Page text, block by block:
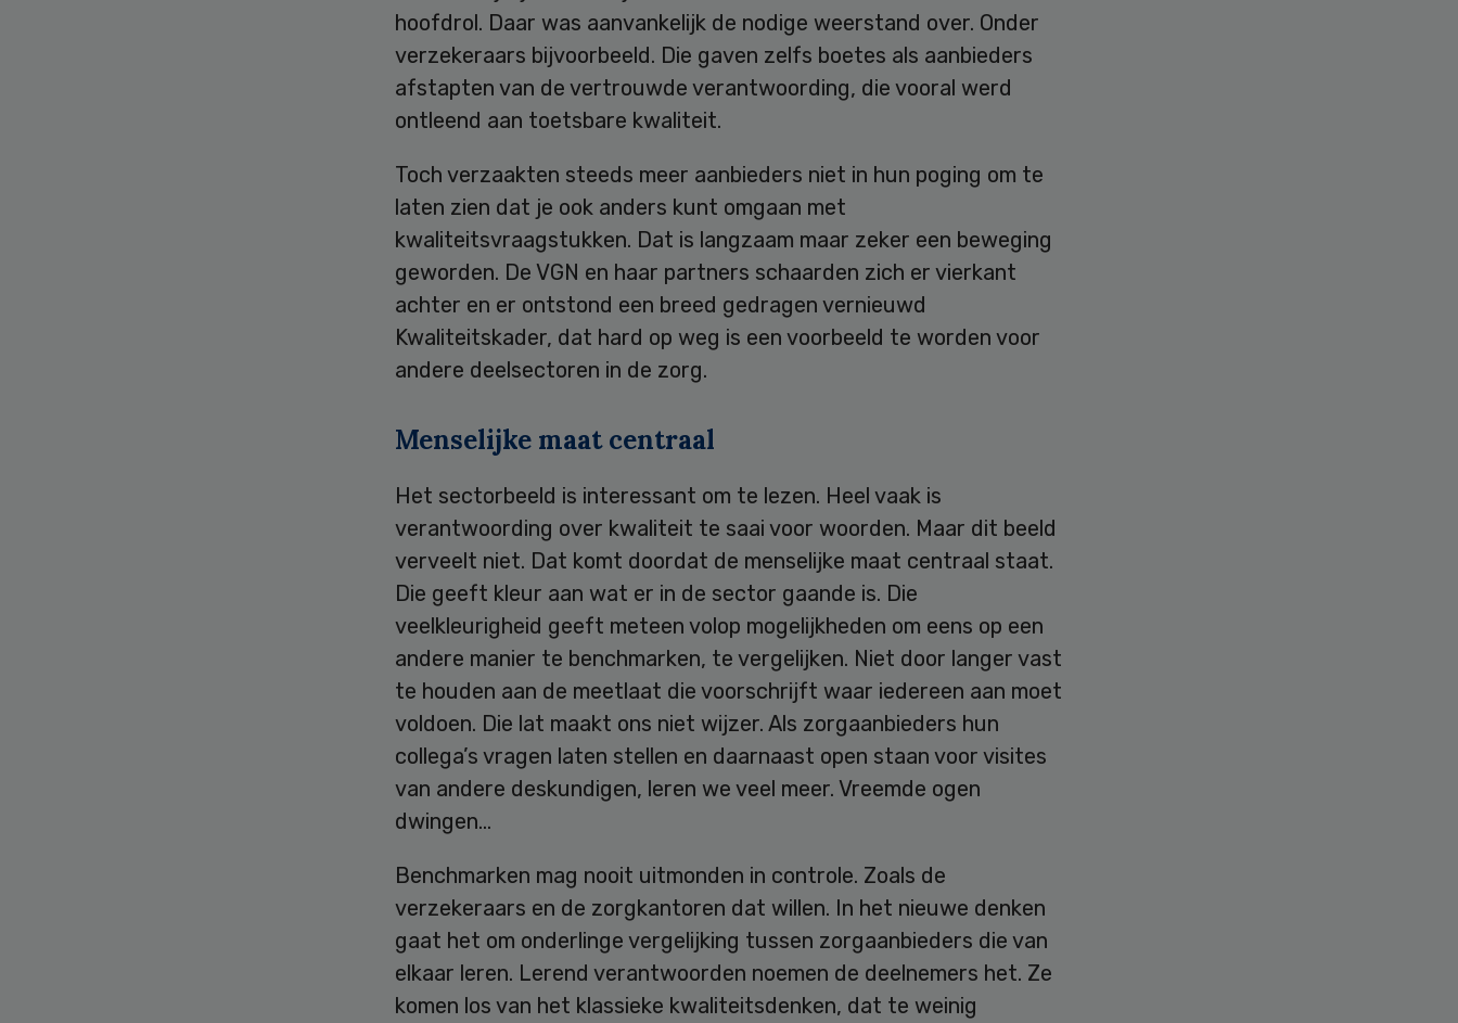
hoofdrol. Daar was aanvankelijk de nodige weerstand over. Onder
verzekeraars bijvoorbeeld. Die gaven zelfs boetes als aanbieders
afstapten van de vertrouwde verantwoording, die vooral werd
ontleend aan toetsbare kwaliteit.
Toch verzaakten steeds meer aanbieders niet in hun poging om te
laten zien dat je ook anders kunt omgaan met
kwaliteitsvraagstukken. Dat is langzaam maar zeker een beweging
geworden. De VGN en haar partners schaarden zich er vierkant
achter en er ontstond een breed gedragen vernieuwd
Kwaliteitskader, dat hard op weg is een voorbeeld te worden voor
andere deelsectoren in de zorg.
Menselijke maat centraal
Het sectorbeeld is interessant om te lezen. Heel vaak is
verantwoording over kwaliteit te saai voor woorden. Maar dit beeld
verveelt niet. Dat komt doordat de menselijke maat centraal staat.
Die geeft kleur aan wat er in de sector gaande is. Die
veelkleurigheid geeft meteen volop mogelijkheden om eens op een
andere manier te benchmarken, te vergelijken. Niet door langer vast
te houden aan de meetlaat die voorschrijft waar iedereen aan moet
voldoen. Die lat maakt ons niet wijzer. Als zorgaanbieders hun
collega’s vragen laten stellen en daarnaast open staan voor visites
van andere deskundigen, leren we veel meer. Vreemde ogen
dwingen…
Benchmarken mag nooit uitmonden in controle. Zoals de
verzekeraars en de zorgkantoren dat willen. In het nieuwe denken
gaat het om onderlinge vergelijking tussen zorgaanbieders die van
elkaar leren. Lerend verantwoorden noemen de deelnemers het. Ze
komen los van het klassieke kwaliteitsdenken, dat te weinig